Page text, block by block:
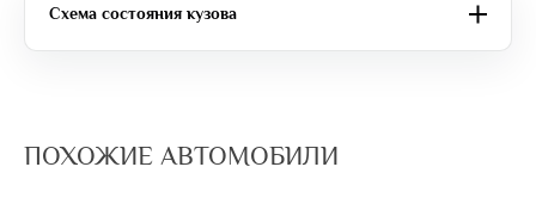
Схема состояния кузова
ПОХОЖИЕ АВТОМОБИЛИ